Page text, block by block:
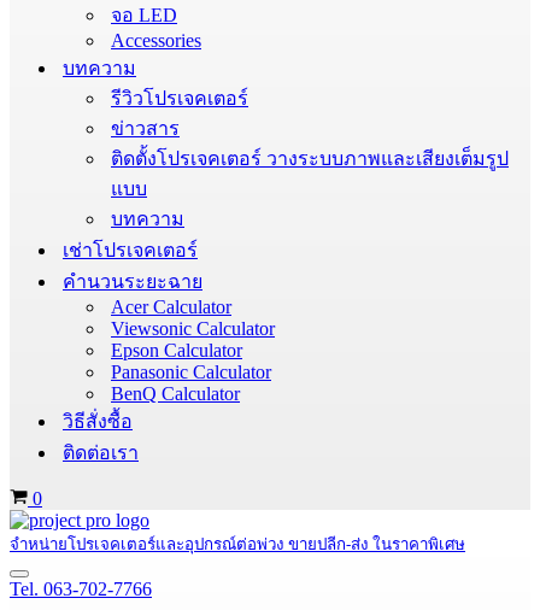
จอ LED
Accessories
บทความ
รีวิวโปรเจคเตอร์
ข่าวสาร
ติดตั้งโปรเจคเตอร์ วางระบบภาพและเสียงเต็มรูป
แบบ
บทความ
เช่าโปรเจคเตอร์
คำนวนระยะฉาย
Acer Calculator
Viewsonic Calculator
Epson Calculator
Panasonic Calculator
BenQ Calculator
วิธีสั่งซื้อ
ติดต่อเรา
Cart
0
จำหน่ายโปรเจคเตอร์และอุปกรณ์ต่อพ่วง ขายปลีก-ส่ง ในราคาพิเศษ
Navigation
Menu
Tel. 063-702-7766